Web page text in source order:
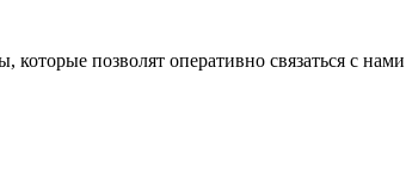
которые позволят оперативно связаться с